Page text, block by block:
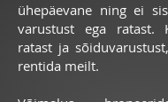
ühepäevane ning ei
varustust ega ratast.
ratast ja
rentida meilt.